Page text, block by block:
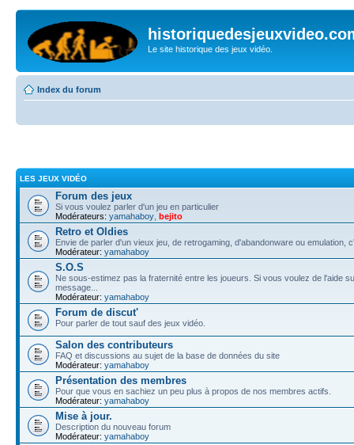
Le site historique des jeux vidéo.
Index du forum
LES JEUX VIDÉO
Forum des jeux
Si vous voulez parler d'un jeu en particulier
Modérateurs: yamahaboy bejito
Retro et Oldies
Envie de parler d'un vieux jeu, de retrogaming, d'abandonware ou emulation,
Modérateur: yamahaboy
S.O.S
Ne sous-estimez pas la fraternité entre les joueurs. Si vous voulez de l'aide
message...
Modérateur: yamahaboy
Forum de discut'
Pour parler de tout sauf des jeux vidéo.
Salon des contributeurs
FAQ et discussions au sujet de la base de données du site
Modérateur: yamahaboy
Présentation des membres
Pour que vous en sachiez un peu plus à propos de nos membres actifs.
Modérateur: yamahaboy
Mise à jour.
Description du nouveau forum
Modérateur: yamahaboy